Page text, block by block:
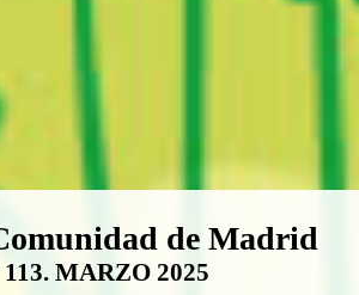
Comunidad de
de Madrid
113. MARZO 2025